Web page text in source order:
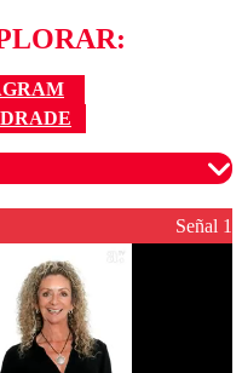
para garantizar un
Señal 1